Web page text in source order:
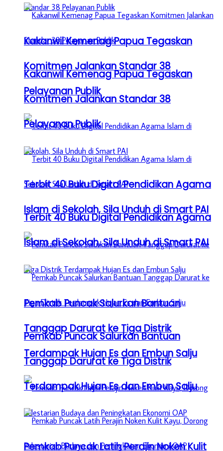
Kakanwil Kemenag Papua Tegaskan
Komitmen Jalankan Standar 38
Pelayanan Publik
Terbit 40 Buku Digital Pendidikan Agama
Islam di Sekolah, Sila Unduh di Smart PAI
Pemkab Puncak Salurkan Bantuan
Tanggap Darurat ke Tiga Distrik
Terdampak Hujan Es dan Embun Salju
Pemkab Puncak Latih Perajin Noken Kulit
Kakanwil Kemenag Papua Tegaskan
Komitmen Jalankan Standar 38
Pelayanan Publik
Terbit 40 Buku Digital Pendidikan Agama
Islam di Sekolah, Sila Unduh di Smart PAI
Pemkab Puncak Salurkan Bantuan
Tanggap Darurat ke Tiga Distrik
Terdampak Hujan Es dan Embun Salju